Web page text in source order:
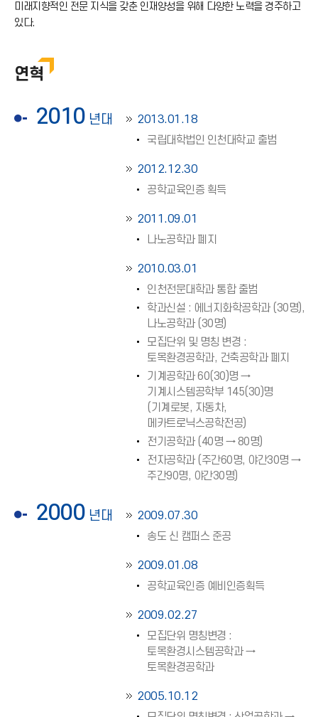
미래지향적인 전문 지식을 갖춘 인재양성을 위해 다양한 노력을 경주하고
있다.
연혁
2010 년대
2013.01.18
국립대학법인 인천대학교 출범
2012.12.30
공학교육인증 획득
2011.09.01
나노공학과 폐지
2010.03.01
인천전문대학과 통합 출범
학과신설 : 에너지화학공학과 (30명),
나노공학과 (30명)
모집단위 및 명칭 변경 :
토목환경공학과, 건축공학과 폐지
기계공학과 60(30)명 →
기계시스템공학부 145(30)명
(기계로봇, 자동차,
메카트로닉스공학전공)
전기공학과 (40명 → 80명)
전자공학과 (주간60명, 야간30명 →
주간90명, 야간30명)
2000 년대
2009.07.30
송도 신 캠퍼스 준공
2009.01.08
공학교육인증 예비인증획득
2009.02.27
모집단위 명칭변경 :
토목환경시스템공학과 →
토목환경공학과
2005.10.12